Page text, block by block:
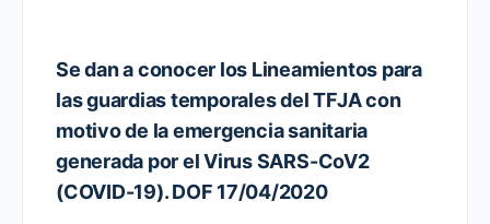
Se dan a conocer los Lineamientos para
las guardias temporales del TFJA con
motivo de la emergencia sanitaria
generada por el Virus SARS-CoV2
(COVID-19). DOF 17/04/2020